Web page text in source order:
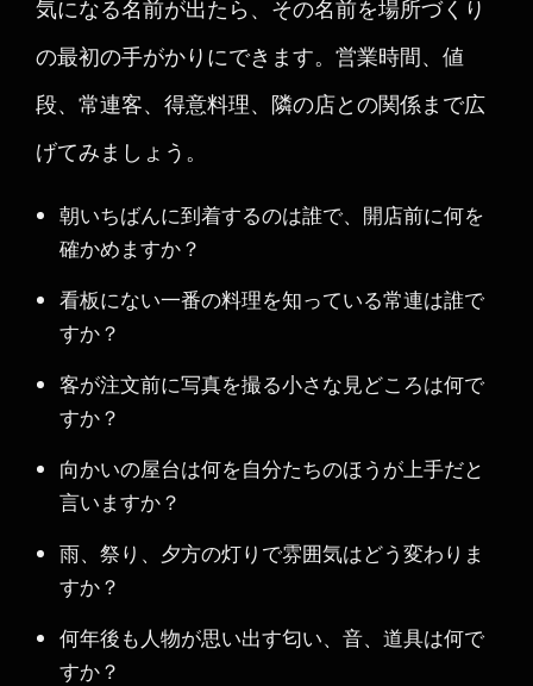
気になる名前が出たら、その名前を場所づくり
の最初の手がかりにできます。営業時間、値
段、常連客、得意料理、隣の店との関係まで広
げてみましょう。
朝いちばんに到着するのは誰で、開店前に何を
確かめますか？
看板にない一番の料理を知っている常連は誰で
すか？
客が注文前に写真を撮る小さな見どころは何で
すか？
向かいの屋台は何を自分たちのほうが上手だと
言いますか？
雨、祭り、夕方の灯りで雰囲気はどう変わりま
すか？
何年後も人物が思い出す匂い、音、道具は何で
すか？